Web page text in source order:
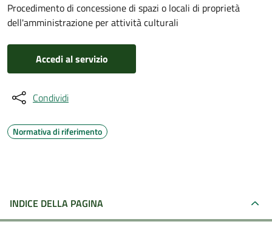
Procedimento di concessione di spazi o locali di proprietà
dell'amministrazione per attività culturali
Accedi al servizio
Condividi
Normativa di riferimento
INDICE DELLA PAGINA